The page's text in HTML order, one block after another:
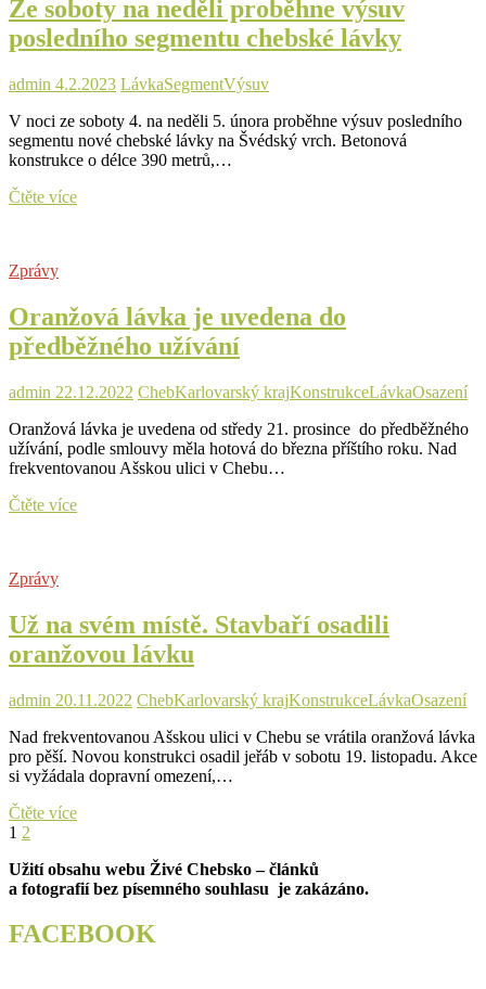
na
Švédský
vrch
roku
Ze soboty na neděli proběhne výsuv
posledního segmentu chebské lávky
admin 4.2.2023 LávkaSegmentVýsuv
V noci ze soboty 4. na neděli 5. února proběhne výsuv posledního
segmentu nové chebské lávky na Švédský vrch. Betonová
konstrukce o délce 390 metrů,…
Čtěte víceZe
posledního
segmentu
chebské
Zprávy
Oranžová lávka je uvedena do
předběžného užívání
admin 22.12.2022 ChebKarlovarský krajKonstrukceLávkaOsazení
Oranžová lávka je uvedena od středy 21. prosince do předběžného
užívání, podle smlouvy měla hotová do března příštího roku. Nad
frekventovanou Ašskou ulici v Chebu…
Čtěte víceOranžová
užívání
Zprávy
Už na svém místě. Stavbaří osadili
oranžovou lávku
admin 20.11.2022 ChebKarlovarský krajKonstrukceLávkaOsazení
Nad frekventovanou Ašskou ulici v Chebu se vrátila oranžová lávka
pro pěší. Novou konstrukci osadil jeřáb v sobotu 19. listopadu. Akce
si vyžádala dopravní omezení,…
Čtěte víceUž
místě.
Stavbaří
oranžovou
lávku
Stránkování
příspěvků
Page
1 Page
2
Užití obsahu webu Živé Chebsko – článků
a fotografií bez písemného souhlasu je zakázáno.
FACEBOOK